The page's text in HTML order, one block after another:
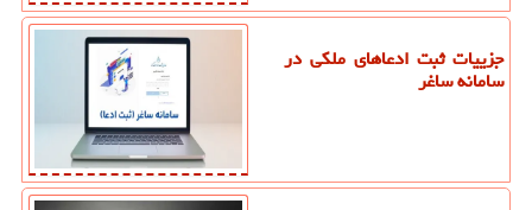
جزییات ثبت ادعاهای ملکی در
سامانه ساغر